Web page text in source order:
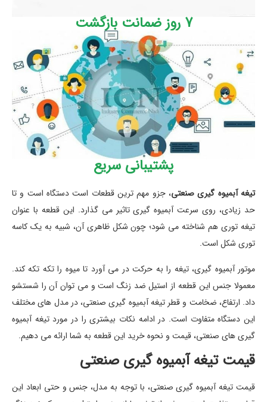
7 روز ضمانت بازگشت
پشتیبانی سریع
تیغه آبمیوه گیری صنعتی، جزو مهم ترین قطعات است دستگاه است و تا
حد زیادی، روی سرعت آبمیوه گیری تاثیر می گذارد. این قطعه با عنوان
تیغه توری هم شناخته می شود؛ چون شکل ظاهری آن، شبیه به یک کاسه
توری شکل است.
موتور آبمیوه گیری، تیغه را به حرکت در می آورد تا میوه را تکه تکه کند.
معمولا جنس این قطعه از استیل ضد زنگ است و می توان آن را شستشو
داد. ارتفاع، ضخامت و قطر تیغه آبمیوه گیری صنعتی، در مدل های مختلف
این دستگاه متفاوت است. در ادامه نکات بیشتری را در مورد تیغه آبمیوه
گیری های صنعتی، قیمت و نحوه خرید این قطعه به شما ارائه می دهیم.
قیمت تیغه آبمیوه گیری صنعتی
قیمت تیغه آبمیوه گیری صنعتی، با توجه به مدل، جنس و حتی ابعاد این